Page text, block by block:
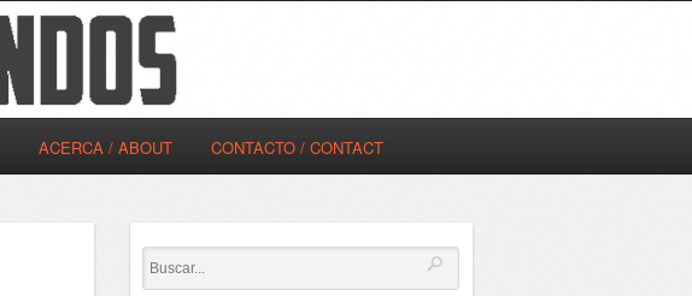
ACERCA / ABOUT CONTACTO / CONTACT